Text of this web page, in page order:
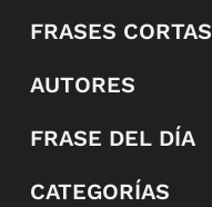
FRASES CORTAS
AUTORES
FRASE DEL DÍA
CATEGORÍAS